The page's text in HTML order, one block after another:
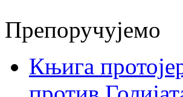
Препоручујемо
Књига